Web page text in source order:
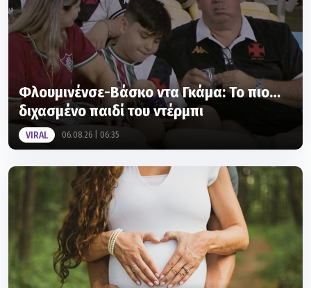
Φλουμινένσε-Βάσκο ντα Γκάμα: Το πιο…
διχασμένο παιδί του ντέρμπι
VIRAL 06.08.26 | 06:35